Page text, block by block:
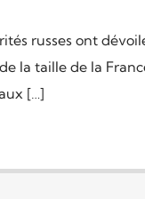
russes ont
la taille de la
[…]